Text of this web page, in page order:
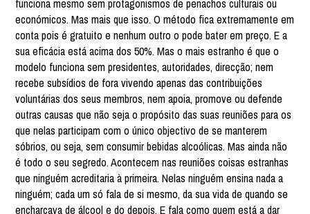
funciona mesmo sem protagonismos de penachos culturais ou
económicos. Mas mais que isso. O método fica extremamente em
conta pois é gratuito e nenhum outro o pode bater em preço. E a
sua eficácia está acima dos 50%. Mas o mais estranho é que o
modelo funciona sem presidentes, autoridades, direcção; nem
recebe subsídios de fora vivendo apenas das contribuições
voluntárias dos seus membros, nem apoia, promove ou defende
outras causas que não seja o propósito das suas reuniões para os
que nelas participam com o único objectivo de se manterem
sóbrios, ou seja, sem consumir bebidas alcoólicas. Mas ainda não
é todo o seu segredo. Acontecem nas reuniões coisas estranhas
que ninguém acreditaria à primeira. Nelas ninguém ensina nada a
ninguém; cada um só fala de si mesmo, da sua vida de quando se
encharcava de álcool e do depois. E fala como quem está a dar